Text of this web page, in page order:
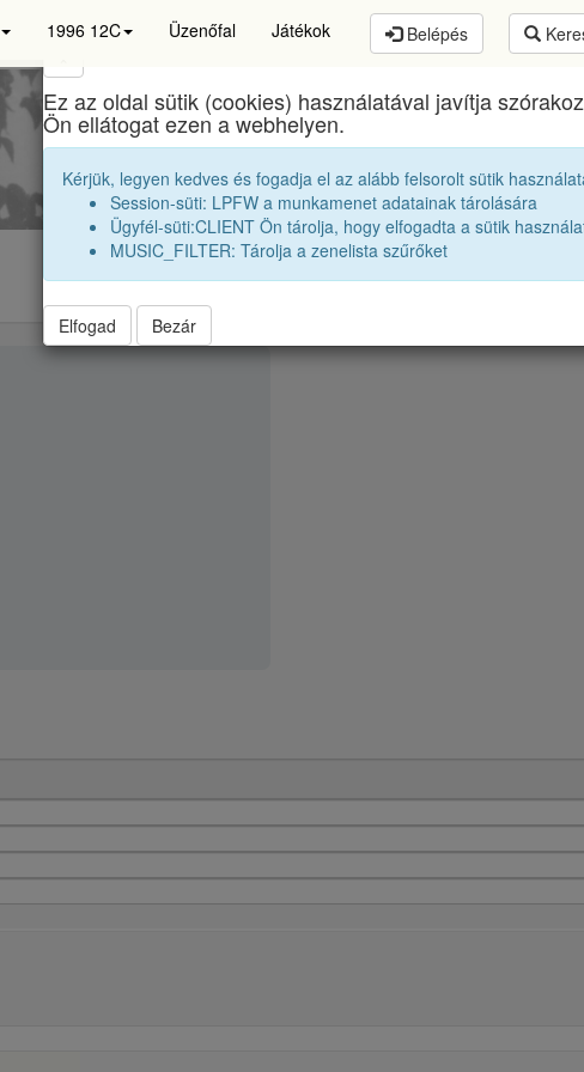
1996 12C Üzenőfal Játékok Belépés
Brassai Sámuel Líceumegykori diákjai
Somsai Alpár Péter
Ez az oldal sütik (cookies) használatával javítja
Ön ellátogat ezen a webhelyen.
Kérjük, legyen kedves és fogadja el az alább felsorolt sütik
Session-süti: LPFW a munkamenet adatainak tárolására
Ügyfél-süti:CLIENT Ön tárolja, hogy elfogadta a sütik
MUSIC_FILTER: Tárolja a zenelista szűrőket
Elfogad Bezár